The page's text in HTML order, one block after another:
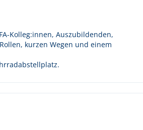
Kolleg:innen, Auszubildenden,
kurzen Wegen und einem